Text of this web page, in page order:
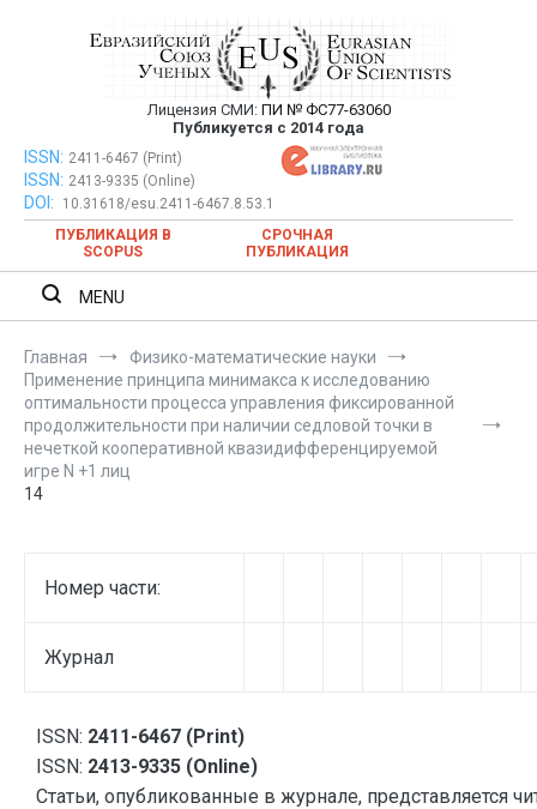
Евразийский Союз Ученых —
публикация научных статей в
ежемесячном научном журнале
Лицензия СМИ: ПИ № ФС77-63060
Публикуется с 2014 года
Евразийский Союз Ученых — публикация научных статей в
ежемесячном научном журнале
ISSN: 2411-6467 (Print)
ISSN: 2413-9335 (Online)
DOI:
10.31618/esu.2411-6467.8.53.1
ПУБЛИКАЦИЯ В
SCOPUS
СРОЧНАЯ
ПУБЛИКАЦИЯ
MENU
Главная
Физико-математические науки
Применение принципа минимакса к исследованию
оптимальности процесса управления фиксированной
продолжительности при наличии седловой точки в
нечеткой кооперативной квазидифференцируемой
игре N +1 лиц
14
Номер части:
Журнал
ISSN: 2411-6467 (Print)
ISSN: 2413-9335 (Online)
Статьи, опубликованные в журнале, представляется